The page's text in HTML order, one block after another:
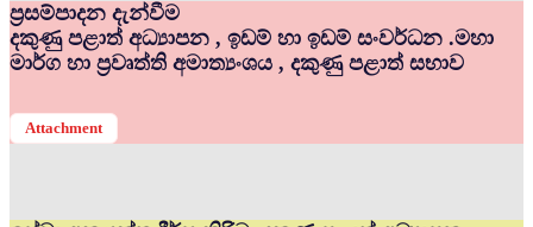
ප්‍රසම්පාදන දැන්වීම
දකුණු පළාත් අධ්‍යාපන , ඉඩම් හා ඉඩම් සංවර්ධන .මහා
මාර්ග හා ප්‍රවෘත්ති අමාත්‍යංශය , දකුණු පළාත් සභාව
Attachment